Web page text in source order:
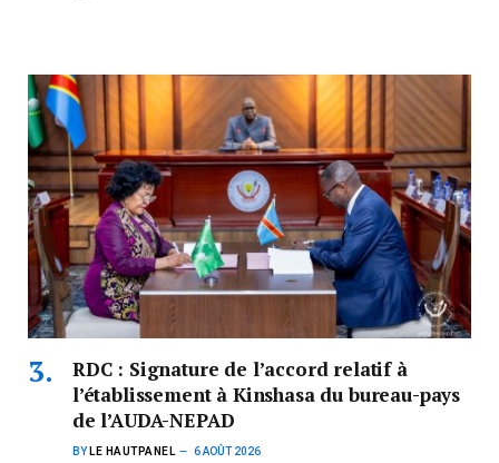
RDC : Signature de l’accord relatif à
l’établissement à Kinshasa du bureau-pays
de l’AUDA-NEPAD
BY LE HAUTPANEL 6 AOÛT 2026